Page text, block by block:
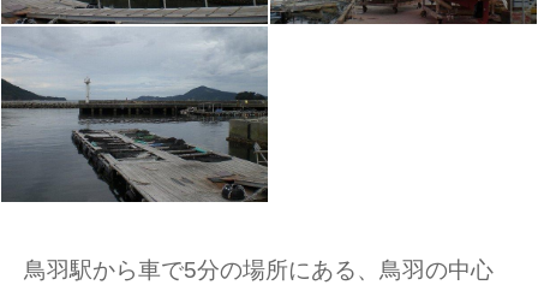
鳥羽駅から車で5分の場所にある、鳥羽の中心